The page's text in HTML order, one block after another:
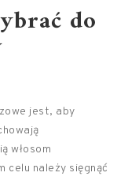
do
jest, aby
włosom
celu należy sięgnąć